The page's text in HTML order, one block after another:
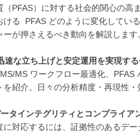
（PFAS）に対する社会的関心の
ける PFAS どのように変化してい
ーが押さえるべき動向を解説します
速な立ち上げと安定運用を実現す
MS ワークフロー最適化、
を紹介。日々の分析精度・再現性
タインテグリティとコンプライア
に対応するには、証拠性のあるデ